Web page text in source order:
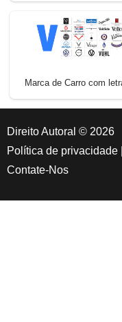
Marca de Carro com
Direito Autoral © 2026
Política de privacidade
Contate-Nos